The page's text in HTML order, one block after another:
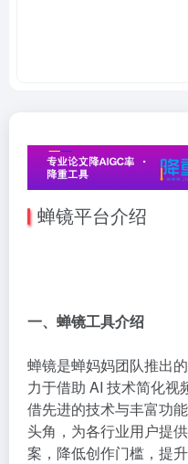
蝉镜平台介绍
一、 蝉镜工具介绍
蝉镜是蝉妈妈团队推出的
力于借助 AI 技术简化视
借先进的技术与丰富功
头角，为各行业用户提
案，降低创作门槛，提